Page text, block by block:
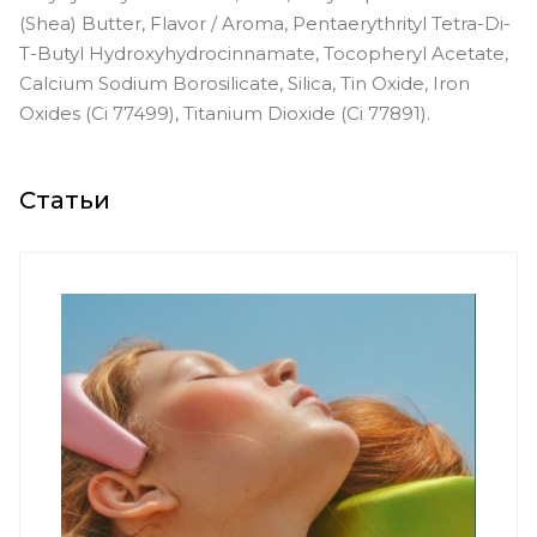
(Shea) Butter, Flavor / Aroma, Pentaerythrityl Tetra-Di-
T-Butyl Hydroxyhydrocinnamate, Tocopheryl Acetate,
Calcium Sodium Borosilicate, Silica, Tin Oxide, Iron
Oxides (Ci 77499), Titanium Dioxide (Ci 77891).
Статьи